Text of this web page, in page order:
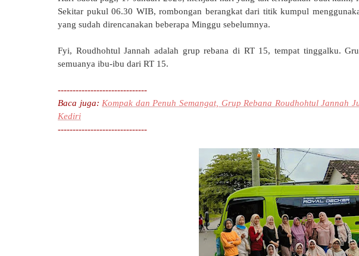
Sekitar pukul 06.30 WIB, rombongan berangkat dari titik kumpul
yang sudah direncanakan beberapa Minggu sebelumnya.
Fyi, Roudhohtul Jannah adalah grup rebana di RT 15, tempat tinggalku.
semuanya ibu-ibu dari RT 15.
------------------------------
Baca juga: Kompak dan Penuh Semangat, Grup Rebana Roudhohtul Jannah
Kediri
------------------------------